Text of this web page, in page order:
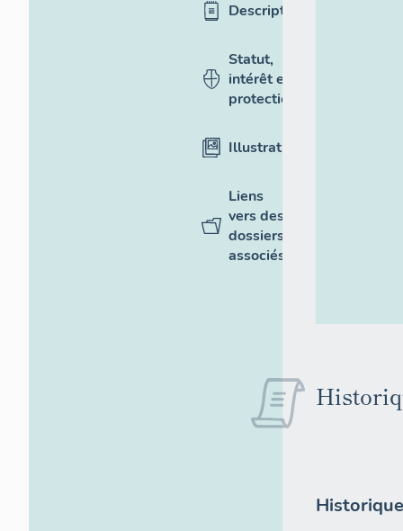
Description
Statut,
intérêt et
protection
Illustrations
Liens
vers des
dossiers
associés